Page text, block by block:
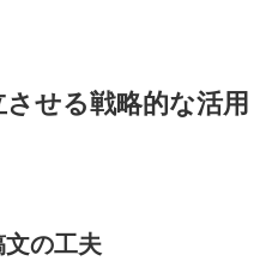
せる戦略的な活用
の工夫